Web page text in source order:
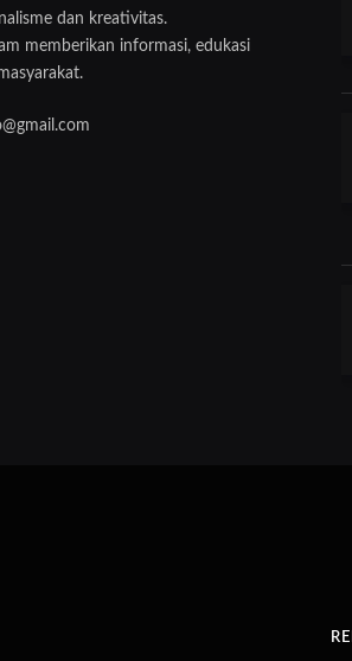
dan kreativitas.
memberikan informasi, edukasi